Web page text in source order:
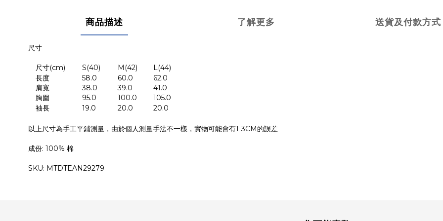
商品描述 了解更多 送貨及付款方式
尺寸
尺寸(cm) S(40) M(42)
L(44)
長度
肩寬
58.0
38.0
60.0
39.0
62.0
41.0
胸圍
95.0 100.0
105.0
袖長
19.0 20.0 20.0
以上尺寸為手工平鋪測量，由於個人測量手法不一樣，實物可能會有1-3CM的誤差
成份: 100% 棉
SKU: MTDTEAN29279